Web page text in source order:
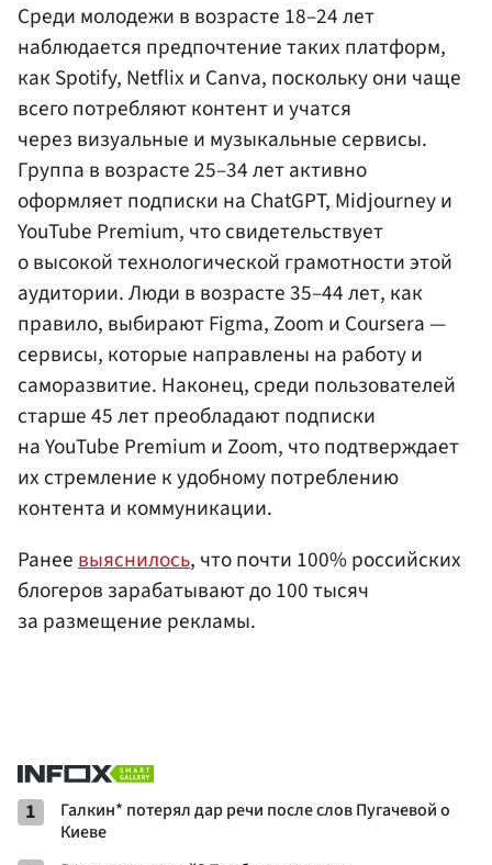
Среди молодежи в возрасте 18–24 лет
наблюдается предпочтение таких платформ,
как Spotify, Netflix и Canva, поскольку они чаще
всего потребляют контент и учатся
через визуальные и музыкальные сервисы.
Группа в возрасте 25–34 лет активно
оформляет подписки на ChatGPT, Midjourney и
YouTube Premium, что свидетельствует
о высокой технологической грамотности этой
аудитории. Люди в возрасте 35–44 лет, как
правило, выбирают Figma, Zoom и Coursera —
сервисы, которые направлены на работу и
саморазвитие. Наконец, среди пользователей
старше 45 лет преобладают подписки
на YouTube Premium и Zoom, что подтверждает
их стремление к удобному потреблению
контента и коммуникации.
Ранеевыяснилось, что почти 100% российских
блогеров зарабатывают до 100 тысяч
за размещение рекламы.
1
Галкин* потерял дар речи после слов Пугачевой о
Киеве